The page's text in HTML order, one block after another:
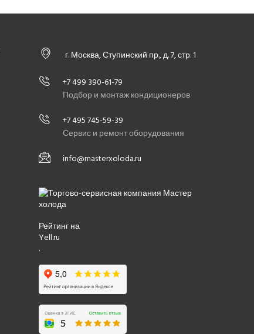
г. Москва, Ступинский пр., д. 7, стр. 1
+7 499 390-61-79
Подбор и монтаж кондиционеров
+7 495 745-59-39
Сервис и ремонт оборудования
info@masterxoloda.ru
Рейтинг на
Yell.ru
.